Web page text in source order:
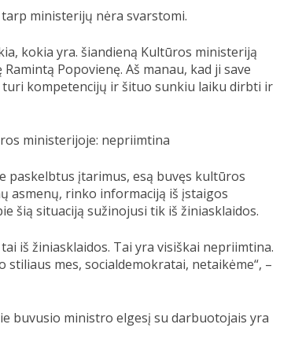
ministerijų nėra svarstomi.
kokia yra. šiandieną Kultūros ministeriją
Popovienę. Aš manau, kad ji save
kompetencijų ir šituo sunkiu laiku dirbti ir
ministerijoje: nepriimtina
paskelbtus įtarimus, esą buvęs kultūros
asmenų, rinko informaciją iš įstaigos
šią situaciją sužinojusi tik iš žiniasklaidos.
iš žiniasklaidos. Tai yra visiškai nepriimtina.
mes, socialdemokratai, netaikėme“, –
buvusio ministro elgesį su darbuotojais yra